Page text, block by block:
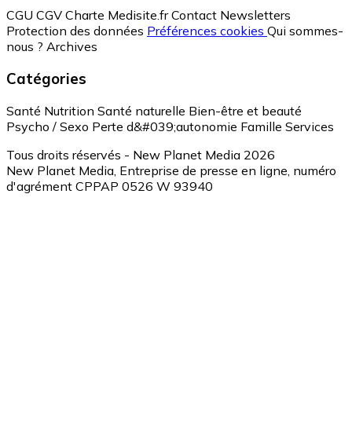
CGU CGV Charte Medisite.fr Contact Newsletters
Protection des données Préférences cookies Qui sommes-
nous ? Archives
Catégories
Santé Nutrition Santé naturelle Bien-être et beauté
Psycho / Sexo Perte d&#039;autonomie Famille Services
Tous droits réservés - New Planet Media 2026
New Planet Media, Entreprise de presse en ligne, numéro
d'agrément CPPAP 0526 W 93940